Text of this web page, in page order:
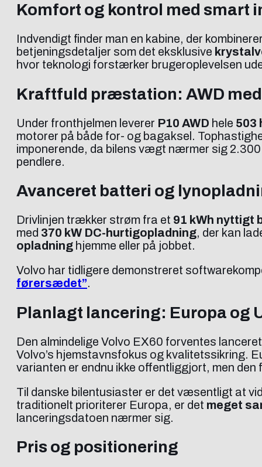
Komfort og kontrol med smart
Indvendigt finder man en kabine, der
betjeningsdetaljer som det eksklusive
hvor teknologi forstærker brugeroplevelsen
Kraftfuld præstation: AWD
Under fronthjelmen leverer P10 AWD hele 503
motorer på både for- og bagaksel.
imponerende, da bilens vægt nærmer sig
pendlere.
Avanceret batteri og
Drivlinjen trækker strøm fra et 91 kWh nyttigt
med 370 kW DC-hurtigopladning, der kan
opladning hjemme eller på jobbet.
Volvo har tidligere demonstreret
førersædet”.
Planlagt lancering: Europa og
Den almindelige Volvo EX60 forventes
Volvo’s hjemstavnsfokus og kvalitetssikring.
varianten er endnu ikke offentliggjort, men
Til danske bilentusiaster er det væsentligt at
traditionelt prioriterer Europa, er det meget
lanceringsdatoen nærmer sig.
Pris og positionering